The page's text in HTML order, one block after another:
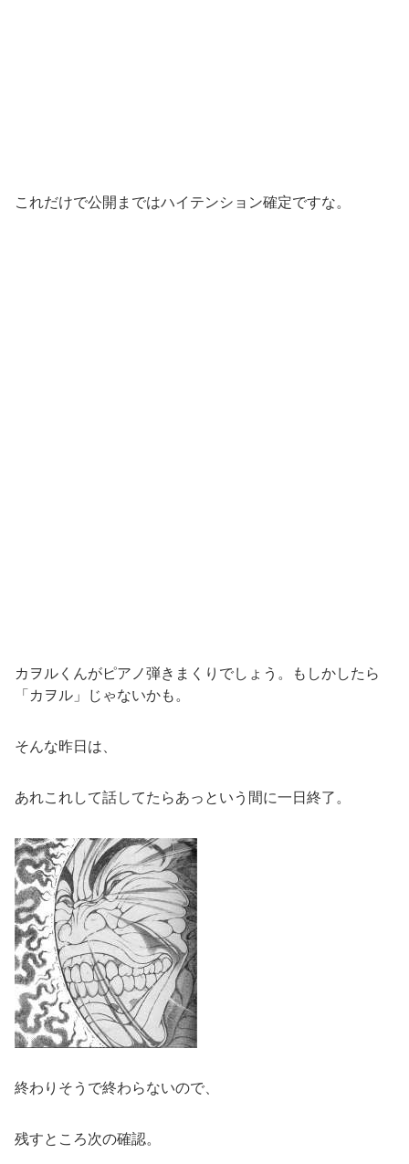
これだけで公開まではハイテンション確定ですな。
カヲルくんがピアノ弾きまくりでしょう。もしかしたら
「カヲル」じゃないかも。
そんな昨日は、
あれこれして話してたらあっという間に一日終了。
終わりそうで終わらないので、
残すところ次の確認。